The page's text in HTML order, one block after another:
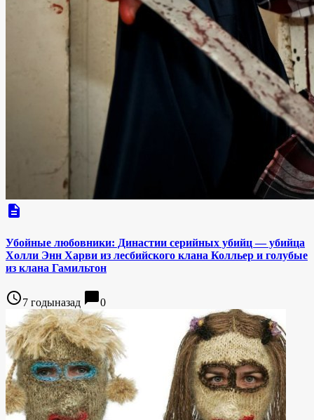
description
Убойные любовники: Династии серийных убийц — убийца
Холли Энн Харви из лесбийского клана Колльер и голубые
из клана Гамильтон
access_time7 годыназад chat_bubble0